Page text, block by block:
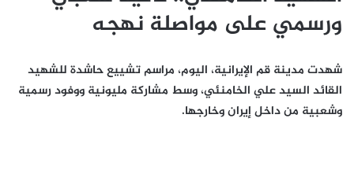
ورسمي على مواصلة نهجه
شهدت مدينة قم الإيرانية، اليوم، مراسم تشييع حاشدة للشهيد
القائد السيد علي الخامنئي، وسط مشاركة مليونية ووفود رسمية
وشعبية من داخل إيران وخارجها.